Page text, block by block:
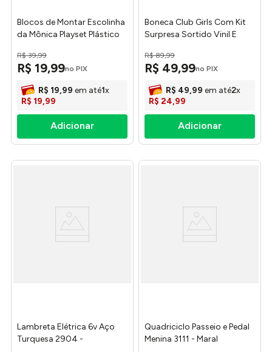
Blocos de Montar Escolinha
da Mônica Playset Plástico
R$ 39,99
R$ 19,99no PIX
R$ 19,99 em até1x
R$ 19,99
Boneca Club Girls Com Kit
Surpresa Sortido Vinil E
Toys
R$ 89,99
R$ 49,99no PIX
R$ 49,99 em até2x
R$ 24,99
Lambreta Elétrica 6v Aço
Turquesa 2904 -
Quadriciclo Passeio e Pedal
Menina 3111 - Maral